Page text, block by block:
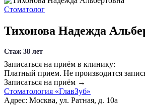
Стоматолог
Тихонова Надежда
Стаж 38 лет
Записаться на приём в клинику:
Платный прием. Не производится
Записаться на приём →
Стоматология «ГлавЗуб»
Адрес: Москва, ул. Ратная, д. 10а